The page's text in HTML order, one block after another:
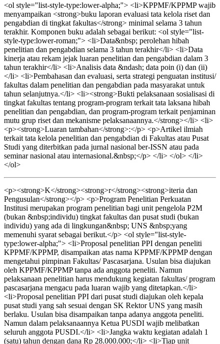
<ol style="list-style-type:lower-alpha;"> <li>KPPMF/KPPMP wajib
menyampaikan <strong>buku laporan evaluasi tata kelola riset dan
pengabdian di tingkat fakultas</strong> minimal selama 3 tahun
terakhir. Komponen buku adalah sebagai berikut: <ol style="list-
style-type:lower-roman;"> <li>Data&nbsp; perolehan hibah
penelitian dan pengabdian selama 3 tahun terakhir</li> <li>Data
kinerja atau rekam jejak luaran penelitian dan pengabdian dalam 3
tahun terakhir</li> <li>Analisis data &ndash; data poin (i) dan (ii)
</li> <li>Pembahasan dan evaluasi, serta strategi penguatan institusi/
fakultas dalam penelitian dan pengabdian pada masyarakat untuk
tahun selanjutnya.</li> <li><strong>Bukti pelaksanaan sosialisasi di
tingkat fakultas tentang program-program terkait tata laksana hibah
penelitian dan pengabdian, dan program-program terkait penjaminan
mutu grup riset dan mekanisme pelaksanaannya.</strong></li> <li>
<p><strong>Luaran tambahan</strong>:</p> <p>Artikel ilmiah
terkait tata kelola penelitian dan pengabdian di Fakultas atau Pusat
Studi yang diterbitkan pada jurnal nasional ber-ISSN atau pada
seminar nasional atau internasional.&nbsp;</p> </li> </ol> </li>
</ol>
<p><strong>K</strong><strong>r</strong><strong>iteria dan
Pengusulan</strong></p> <p>Program Penelitian Perkuatan
Institusi merupakan program penelitian bagi unit pengelola P2M
(bukan &nbsp;individu) tingkat fakultas dan pusat studi (bukan
individu) yang ada di lingkungan&nbsp; UNS &nbsp;yang
memenuhi syarat sebagai berikut.</p> <ol style="list-style-
type:lower-alpha;"> <li>Proposal penelitian PPI dengan peneliti
KPPMF/KPPMP, disampaikan atas nama KPPMF/KPPMP dengan
mengetahui pimpinan Fakultas/ Pascasarjana. Usulan bisa diajukan
oleh KPPMF/KPPMP tanpa ada anggota peneliti. Namun
pelaksanaan penelitian harus mendukung kegiatan fakultas/ program
pascasarjana mengacu pada luaran wajib yang ditetapkan.</li>
<li>Proposal penelitian PPI dari pusat studi diajukan oleh kepala
pusat studi yang sah sesuai dengan SK Rektor UNS yang masih
berlaku. Usulan bisa disampaikan tanpa adanya anggota peneliti.
Namun dalam pelaksanaannya Ketua PUSDI wajib melibatkan
seluruh anggota PUSDI.</li> <li>Jangka waktu kegiatan adalah 1
(satu) tahun dengan dana Rp 28.000.000;</li> <li>Tiap unit